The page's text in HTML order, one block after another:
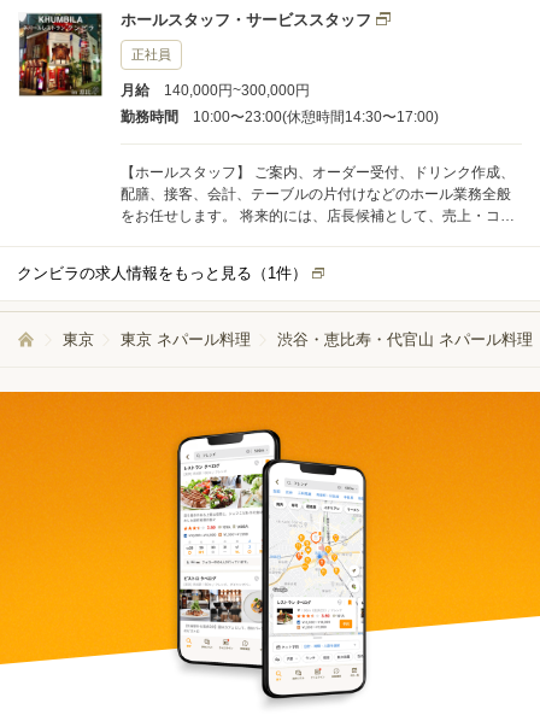
ホールスタッフ・サービススタッフ
正社員
月給
140,000円~300,000円
勤務時間
10:00〜23:00(休憩時間14:30〜17:00)
【ホールスタッフ】 ご案内、オーダー受付、ドリンク作成、
配膳、接客、会計、テーブルの片付けなどのホール業務全般
をお任せします。 将来的には、店長候補として、売上・コス
クンビラの求人情報をもっと見る（ 1件）
東京 東京 ネパール料理 渋谷・恵比寿・代官山 ネパール料理